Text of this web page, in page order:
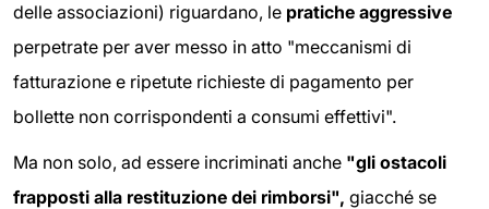
delle associazioni) riguardano, le pratiche aggressive
perpetrate per aver messo in atto "meccanismi di
fatturazione e ripetute richieste di pagamento per
bollette non corrispondenti a consumi effettivi".
Ma non solo, ad essere incriminati anche "gli ostacoli
frapposti alla restituzione dei rimborsi", giacché se